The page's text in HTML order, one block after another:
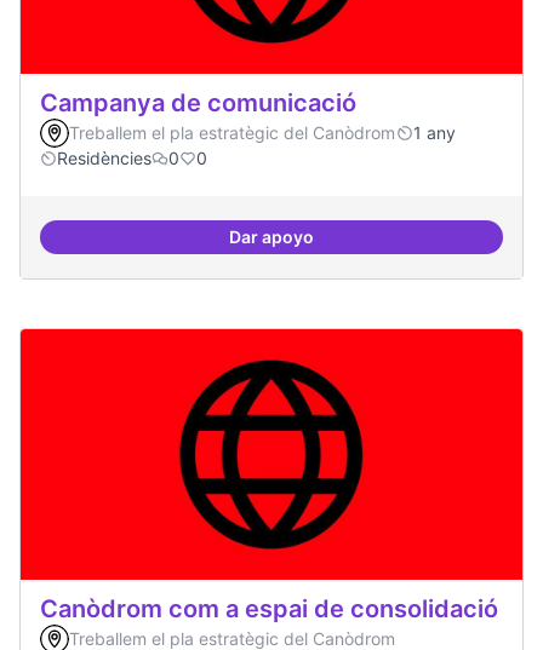
Campanya de comunicació
Treballem el pla estratègic del Canòdrom
1 any
Residències
0 0
Dar apoyoCampanya de comunicació
Canòdrom com a espai de consolidació
Treballem el pla estratègic del Canòdrom